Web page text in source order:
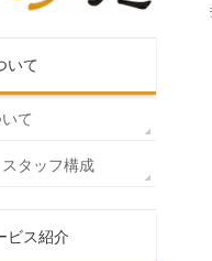
いて
て
タッフ構成
ビス紹介